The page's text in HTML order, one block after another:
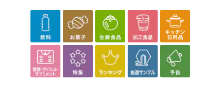
トリウム(2)、L-アスコルビン酸硫
酸エステル二ナトリウム、テトラ2-ヘキシルデカン酸アスコルビ
ル、1,3-ブチレングリコール、オ
トギリソウエキス、ゴボウエキス、サボンソウエキス、セージエ
キス、トウキンセンカエキス、ホ
ップエキス、レモンエキス、マリンエラスチン
・使用方法：スティックの底部を回して1cm程度出し、ワキ等のニ